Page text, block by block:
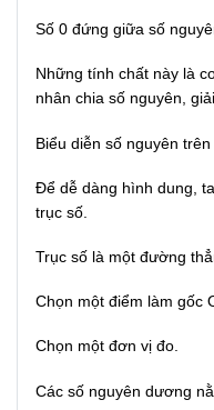
Số 0 đứng giữa số
Những tính chất này là
nhân chia số nguyên,
Biểu diễn số nguyên
Để dễ dàng hình dung,
trục số.
Trục số là một đường
Chọn một điểm làm gốc
Chọn một đơn vị đo.
Các số nguyên dương